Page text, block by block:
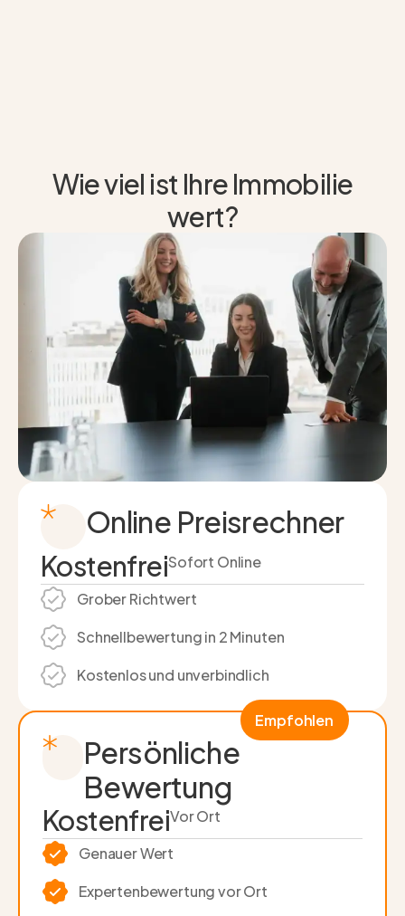
Wie viel ist Ihre Immobilie
wert?
Online Preisrechner
KostenfreiSofort Online
Grober Richtwert
Schnell­bewertung in 2 Minuten
Kostenlos und unverbindlich
Persönliche
Bewertung
KostenfreiVor Ort
Genauer Wert
Experten­bewertung vor Ort
Empfohlen